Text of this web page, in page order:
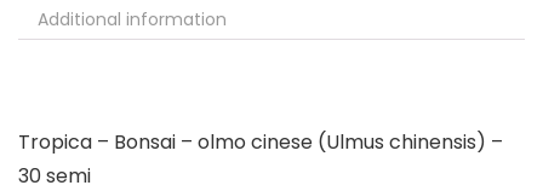
Additional information
Tropica – Bonsai – olmo cinese (Ulmus chinensis) –
30 semi